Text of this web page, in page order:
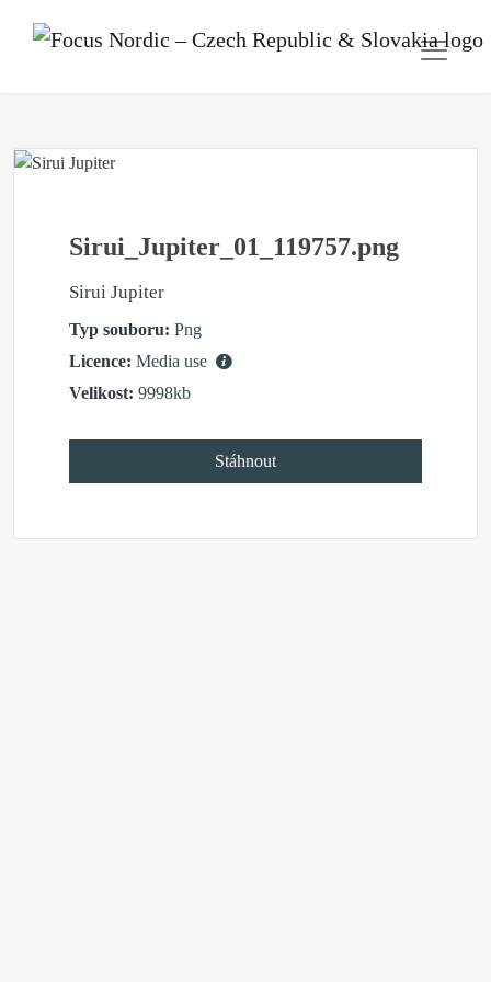
Sirui_Jupiter_01_119757.png
Sirui Jupiter
Typ souboru: Png
Licence: Media use
Velikost: 9998kb
Stáhnout